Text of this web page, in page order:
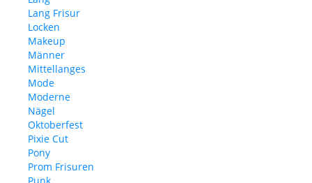
Lang Frisur
Locken
Makeup
Männer
Mittellanges
Mode
Moderne
Nägel
Oktoberfest
Pixie Cut
Pony
Prom Frisuren